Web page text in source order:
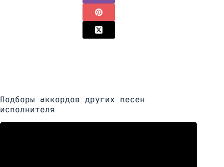
Подборы аккордов других песен
исполнителя